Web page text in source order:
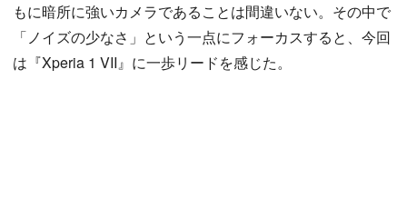
もに暗所に強いカメラであることは間違いない。その中で
「ノイズの少なさ」という一点にフォーカスすると、今回
は『Xperia 1 VII』に一歩リードを感じた。